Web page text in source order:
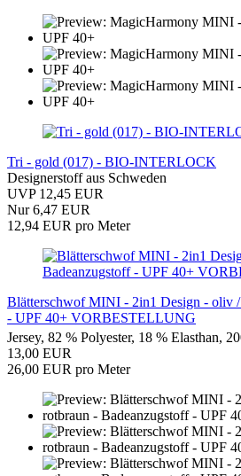
Tri - gold (017) - BIO-INTERLOCK
Designerstoff aus Schweden
UVP 12,45 EUR
Nur 6,47 EUR
12,94 EUR pro Meter
Blätterschwof MINI - 2in1 Design - oliv
- UPF 40+ VORBESTELLUNG
Jersey, 82 % Polyester, 18 % Elasthan,
13,00 EUR
26,00 EUR pro Meter